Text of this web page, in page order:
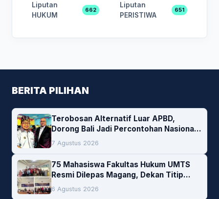
Liputan
HUKUM
662
Liputan
PERISTIWA
651
BERITA PILIHAN
Terobosan Alternatif Luar APBD,
Dorong Bali Jadi Percontohan Nasional
Pembiayaan Daerah
7 Agustus 2026
75 Mahasiswa Fakultas Hukum UMTS
Resmi Dilepas Magang, Dekan Titip
Empat Pesan Penting
6 Agustus 2026